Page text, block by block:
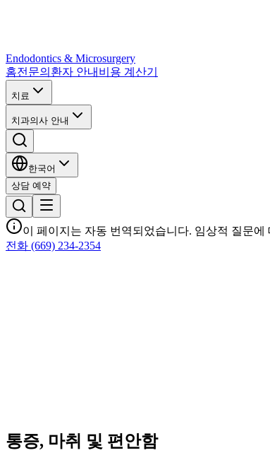
Endodontics & Microsurgery
홈전문의 환자 안내 비용 계산기
치료
치과의사 안내
한국어
상담 예약
이 페이지는 자동 번역되었습니다. 임상적 질문
전화 (669) 234-2354
통증, 마취 및 편안함